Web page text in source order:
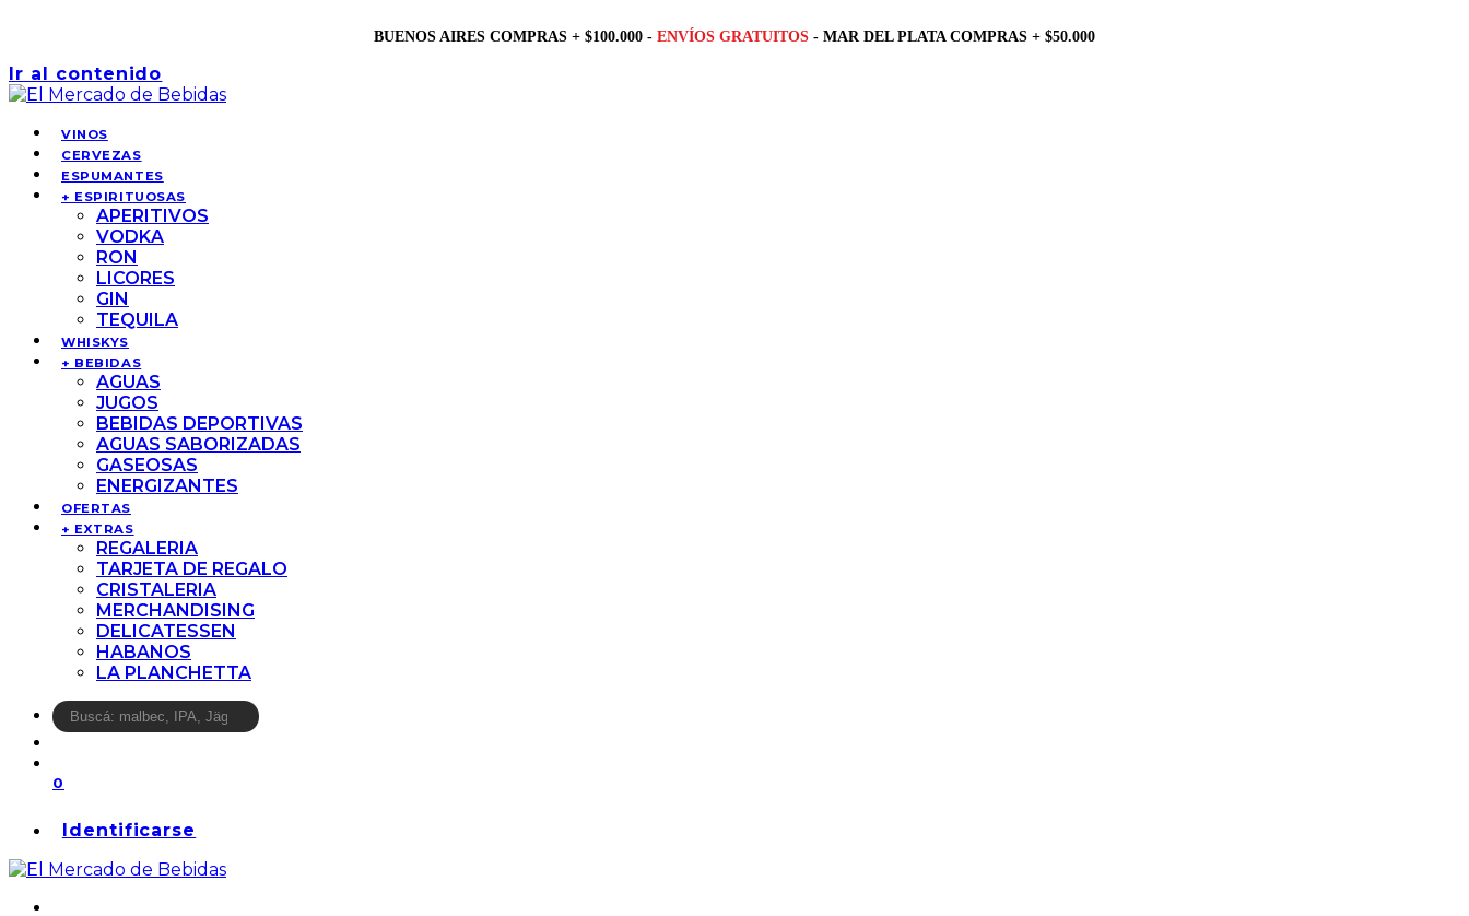
BUENOS AIRES COMPRAS + $100.000 - ENVÍOS GRATUITOS - MAR DEL PLATA COMPRAS + $50.000
Ir al contenido
VINOS
CERVEZAS
ESPUMANTES
+ ESPIRITUOSAS
APERITIVOS
VODKA
RON
LICORES
GIN
TEQUILA
WHISKYS
+ BEBIDAS
AGUAS
JUGOS
BEBIDAS DEPORTIVAS
AGUAS SABORIZADAS
GASEOSAS
ENERGIZANTES
OFERTAS
+ EXTRAS
REGALERIA
TARJETA DE REGALO
CRISTALERIA
MERCHANDISING
DELICATESSEN
HABANOS
LA PLANCHETTA
0
Identificarse